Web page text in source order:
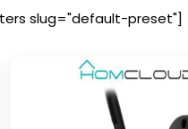
slug="default-preset"]